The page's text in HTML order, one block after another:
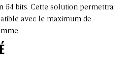
64 bits. Cette solution permettra
avec le maximum de